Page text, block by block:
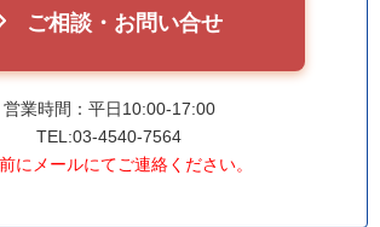
ご相談・お問い合せ
営業時間：平日10:00-17:00
TEL:03-4540-7564
にメールにてご連絡ください。